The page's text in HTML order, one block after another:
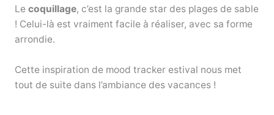
Le coquillage, c’est la grande star des plages de sable
! Celui-là est vraiment facile à réaliser, avec sa forme
arrondie.
Cette inspiration de mood tracker estival nous met
tout de suite dans l’ambiance des vacances !